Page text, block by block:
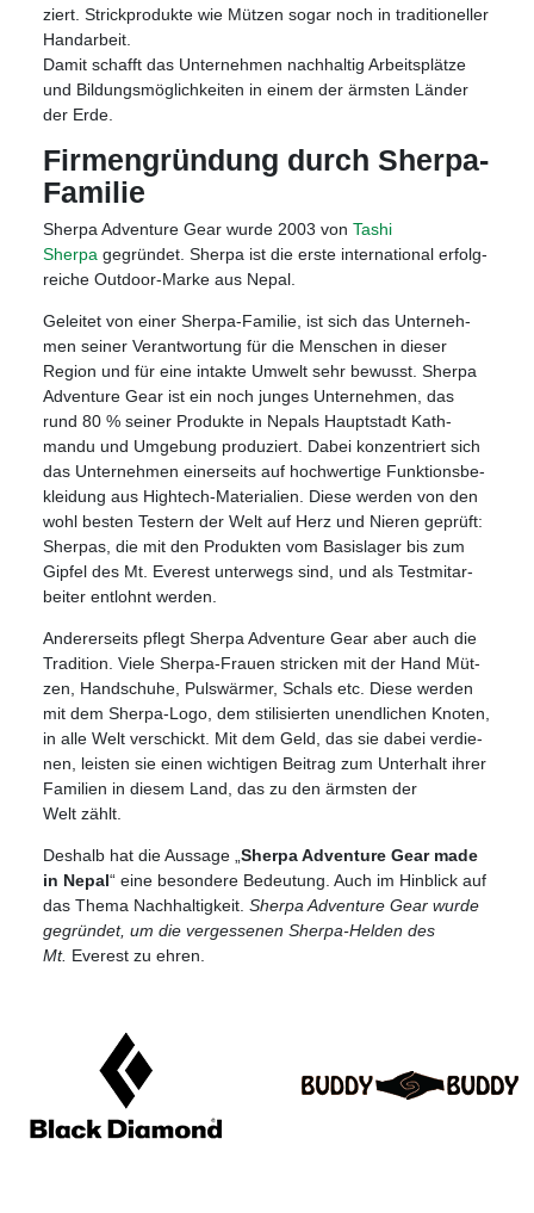
ziert. Strick­pro­dukte wie Müt­zen sogar noch in tra­di­tio­nel­ler
Handarbeit.
Damit schafft das Unter­neh­men nach­hal­tig Arbeits­plätze
und Bil­dungs­mög­lich­kei­ten in einem der ärms­ten Län­der
der Erde.
Fir­men­grün­dung durch Sherpa-
Familie
Sherpa Adven­ture Gear wurde 2003 von Tashi
Sherpa gegrün­det. Sherpa ist die erste inter­na­tio­nal erfolg­
rei­che Out­door-Marke aus Nepal.
Gelei­tet von einer Sherpa-Fami­lie, ist sich das Unter­neh­
men sei­ner Ver­ant­wor­tung für die Men­schen in die­ser
Region und für eine intakte Umwelt sehr bewusst. Sherpa
Adven­ture Gear ist ein noch jun­ges Unter­neh­men, das
rund 80 % sei­ner Pro­dukte in Nepals Haupt­stadt Kath­
mandu und Umge­bung pro­du­ziert. Dabei kon­zen­triert sich
das Unter­neh­men einer­seits auf hoch­wer­tige Funk­ti­ons­be­
klei­dung aus High­tech-Mate­ria­lien. Diese wer­den von den
wohl bes­ten Tes­tern der Welt auf Herz und Nie­ren geprüft:
Sher­pas, die mit den Pro­duk­ten vom Basis­la­ger bis zum
Gip­fel des Mt. Ever­est unter­wegs sind, und als Test­mit­ar­
bei­ter ent­lohnt werden.
Ande­rer­seits pflegt Sherpa Adven­ture Gear aber auch die
Tra­di­tion. Viele Sherpa-Frauen stri­cken mit der Hand Müt­
zen, Hand­schuhe, Puls­wär­mer, Schals etc. Diese wer­den
mit dem Sherpa-Logo, dem sti­li­sier­ten unend­li­chen Kno­ten,
in alle Welt ver­schickt. Mit dem Geld, das sie dabei ver­die­
nen, leis­ten sie einen wich­ti­gen Bei­trag zum Unter­halt ihrer
Fami­lien in die­sem Land, das zu den ärms­ten der
Welt zählt.
Des­halb hat die Aus­sage „ Sherpa Adven­ture Gear made
in Nepal“ eine beson­dere Bedeu­tung. Auch im Hin­blick auf
das Thema Nach­hal­tig­keit. Sherpa Adven­ture Gear wurde
gegrün­det, um die ver­ges­se­nen Sherpa-Hel­den des
Mt. Ever­est zu ehren.